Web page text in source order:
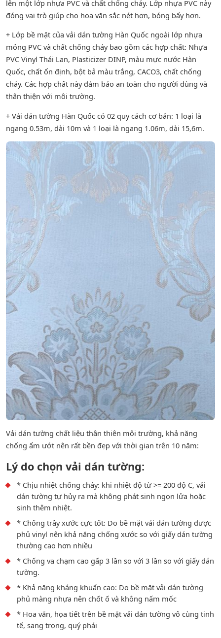
lên một lớp nhựa PVC và chất chống cháy. Lớp nhựa PVC này
đóng vai trò giúp cho hoa văn sắc nét hơn, bóng bẩy hơn.
+ Lớp bề mặt của vải dán tường Hàn Quốc ngoài lớp nhựa
mỏng PVC và chất chống cháy bao gồm các hợp chất: Nhựa
PVC Vinyl Thái Lan, Plasticizer DINP, màu mực nước Hàn
Quốc, chất ổn định, bột bả màu trắng, CACO3, chất chống
cháy. Các hợp chất này đảm bảo an toàn cho người dùng và
thân thiện với môi trường.
+ Vải dán tường Hàn Quốc có 02 quy cách cơ bản: 1 loại là
ngang 0.53m, dài 10m và 1 loại là ngang 1.06m, dài 15,6m.
Vải dán tường chất liệu thân thiên môi trường, khả năng
chống ẩm ướt nên rất bền đẹp với thời gian trên 10 năm:
Lý do chọn vải dán tường:
* Chịu nhiệt chống cháy: khi nhiệt độ từ >= 200 độ C, vải
dán tường tự hủy ra mà không phát sinh ngọn lửa hoặc
sinh thêm nhiệt.
* Chống trầy xước cực tốt: Do bề mặt vải dán tường được
phủ vinyl nên khả năng chống xước so với giấy dán tường
thường cao hơn nhiều
* Chống va chạm cao gấp 3 lần so với 3 lần so với giấy dán
tường.
* Khả năng kháng khuẩn cao: Do bề mặt vải dán tường
phủ màng nhựa nên chốt ố và không nấm mốc
* Hoa văn, họa tiết trên bề mặt vải dán tường vô cùng tinh
tế, sang trọng, quý phái